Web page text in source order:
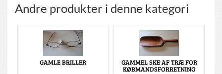
Andre produkter i denne kategori
GAMLE BRILLER GAMMEL SKE AF TRÆ FOR
KØBMANDSFORRETNING